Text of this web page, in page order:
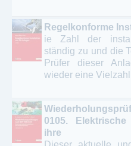
Regelkonforme
ie Zahl der
ständig zu und die
Prüfer dieser
wieder eine
0105.
ihre